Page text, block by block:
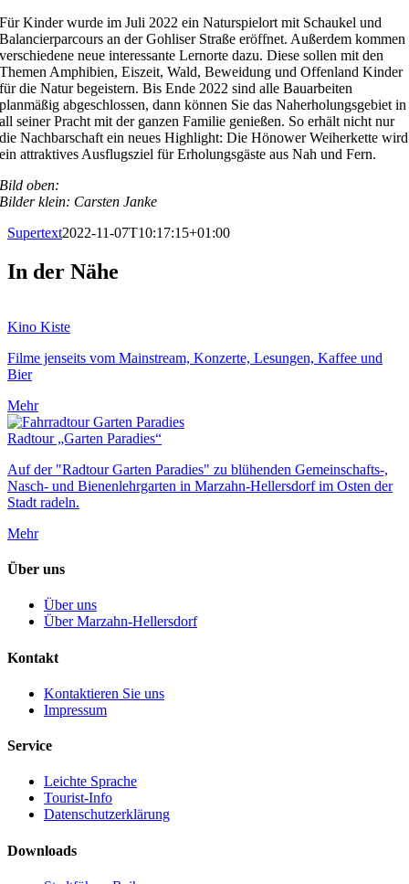
Für Kinder wurde im Juli 2022 ein Naturspielort mit Schaukel und
Balancierparcours an der Gohliser Straße eröffnet. Außerdem kommen
verschiedene neue interessante Lernorte dazu. Diese sollen mit den
Themen Amphibien, Eiszeit, Wald, Beweidung und Offenland Kinder
für die Natur begeistern. Bis Ende 2022 sind alle Bauarbeiten
planmäßig abgeschlossen, dann können Sie das Naherholungsgebiet in
all seiner Pracht mit der ganzen Familie genießen. So erhält nicht nur
die Nachbarschaft ein neues Highlight: Die Hönower Weiherkette wird
ein attraktives Ausflugsziel für Erholungsgäste aus Nah und Fern.
Bild oben:
Bilder klein: Carsten Janke
Supertext2022-11-07T10:17:15+01:00
In der Nähe
Kino Kiste
Filme jenseits vom Mainstream, Konzerte, Lesungen, Kaffee und
Bier
Mehr
Radtour „Garten Paradies“
Auf der "Radtour Garten Paradies" zu blühenden Gemeinschafts-,
Nasch- und Bienenlehrgarten in Marzahn-Hellersdorf im Osten der
Stadt radeln.
Mehr
Über uns
Über uns
Über Marzahn-Hellersdorf
Kontakt
Kontaktieren Sie uns
Impressum
Service
Leichte Sprache
Tourist-Info
Datenschutzerklärung
Downloads